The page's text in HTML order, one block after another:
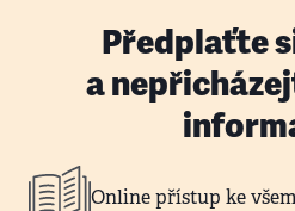
Předplaťte
a
Online přístup ke